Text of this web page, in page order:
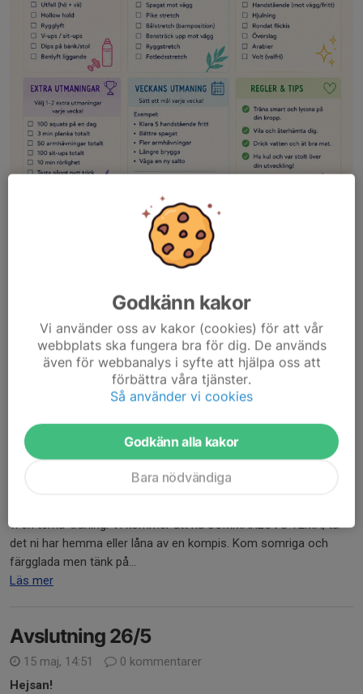
Hoppas ni har ett fantastiskt sommarlov! Här kommer en
utmaning till er! Skriv ut ett blad för varje vecka och fyll i varje
vecka! Lycka till så ses vi snart 🌸 Med vänlig hälsning, ledarna
Läs mer
Tema-träning 21/5
19 maj, 21:52
0 kommentarer
vi en tema-träning. Vi kommer att ha SOMMARLOVS TEMA, ta
det ni har hemma eller låna av en kompis. Kom somriga och
färgglada men tänk på...
Läs mer
Avslutning 26/5
15 maj, 14:51
0 kommentarer
Hejsan!
Godkänn kakor
Vi använder oss av kakor (cookies) för att vår
webbplats ska fungera bra för dig. De används
även för webbanalys i syfte att hjälpa oss att
förbättra våra tjänster.
Så använder vi cookies
Godkänn alla kakor
Bara nödvändiga